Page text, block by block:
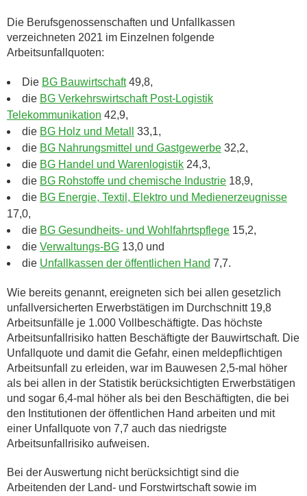
Die Berufsgenossenschaften und Unfallkassen
verzeichneten 2021 im Einzelnen folgende
Arbeitsunfallquoten:
Die BG Bauwirtschaft49,8,
die BG Verkehrswirtschaft Post-Logistik
Telekommunikation 42,9,
die BG Holz und Metall
33,1,
die BG Nahrungsmittel und Gastgewerbe 32,2,
die BG Handel und Warenlogistik 24,3,
die BG Rohstoffe und chemische Industrie 18,9,
die BG Energie, Textil, Elektro und Medienerzeugnisse
17,0,
die BG Gesundheits- und Wohlfahrtspflege 15,2,
die Verwaltungs-BG 13,0 und
die Unfallkassen der öffentlichen Hand 7,7.
Wie bereits genannt, ereigneten sich bei allen gesetzlich
unfallversicherten Erwerbstätigen im Durchschnitt 19,8
Arbeitsunfälle je 1.000 Vollbeschäftigte. Das höchste
Arbeitsunfallrisiko hatten Beschäftigte der Bauwirtschaft. Die
Unfallquote und damit die Gefahr, einen meldepflichtigen
Arbeitsunfall zu erleiden, war im Bauwesen 2,5-mal höher
als bei allen in der Statistik berücksichtigten Erwerbstätigen
und sogar 6,4-mal höher als bei den Beschäftigten, die bei
den Institutionen der öffentlichen Hand arbeiten und mit
einer Unfallquote von 7,7 auch das niedrigste
Arbeitsunfallrisiko aufweisen.
Bei der Auswertung nicht berücksichtigt sind die
Arbeitenden der Land- und Forstwirtschaft sowie im